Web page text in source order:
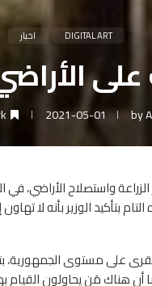
DIGITAL ART اخبار
by
2021-05-01
واستصلاح الأراضي، في
بتأكيد الوزير بأنه لا
على مستوى الجمهورية،
هناك مَن يحاولون القيام